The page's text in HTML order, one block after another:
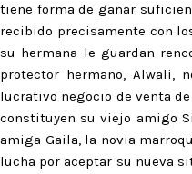
tiene forma de ganar
recibido precisamente con
su hermana le guardan
protector hermano, Alwali,
lucrativo negocio de venta
constituyen su viejo amigo
amiga Gaila, la novia
lucha por aceptar su nueva